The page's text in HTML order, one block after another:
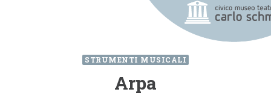
STRUMENTI MUSICALI
Arpa